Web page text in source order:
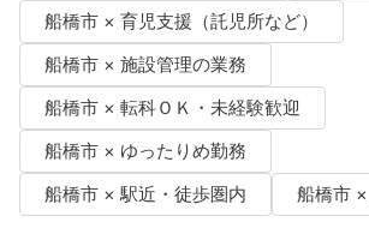
船橋市 × 育児支援（託児所など）
船橋市 × 施設管理の業務
船橋市 × 転科ＯＫ・未経験歓迎
船橋市 × ゆったりめ勤務
船橋市 × 駅近・徒歩圏内
船橋市